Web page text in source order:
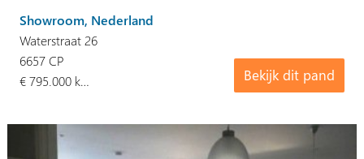
Showroom, Nederland
Waterstraat 26
Bekijk dit pand
6657 CP
€ 795.000 k…